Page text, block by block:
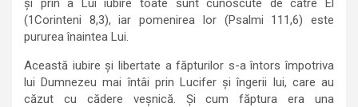
şi prin a Lui iubire toate sunt cunoscute de către El
(1Corinteni 8,3), iar pomenirea lor (Psalmi 111,6) este
pururea înaintea Lui.
Această iubire şi libertate a făpturilor s-a întors împotriva
lui Dumnezeu mai întâi prin Lucifer şi îngerii lui, care au
căzut cu cădere veşnică. Şi cum făptura era una